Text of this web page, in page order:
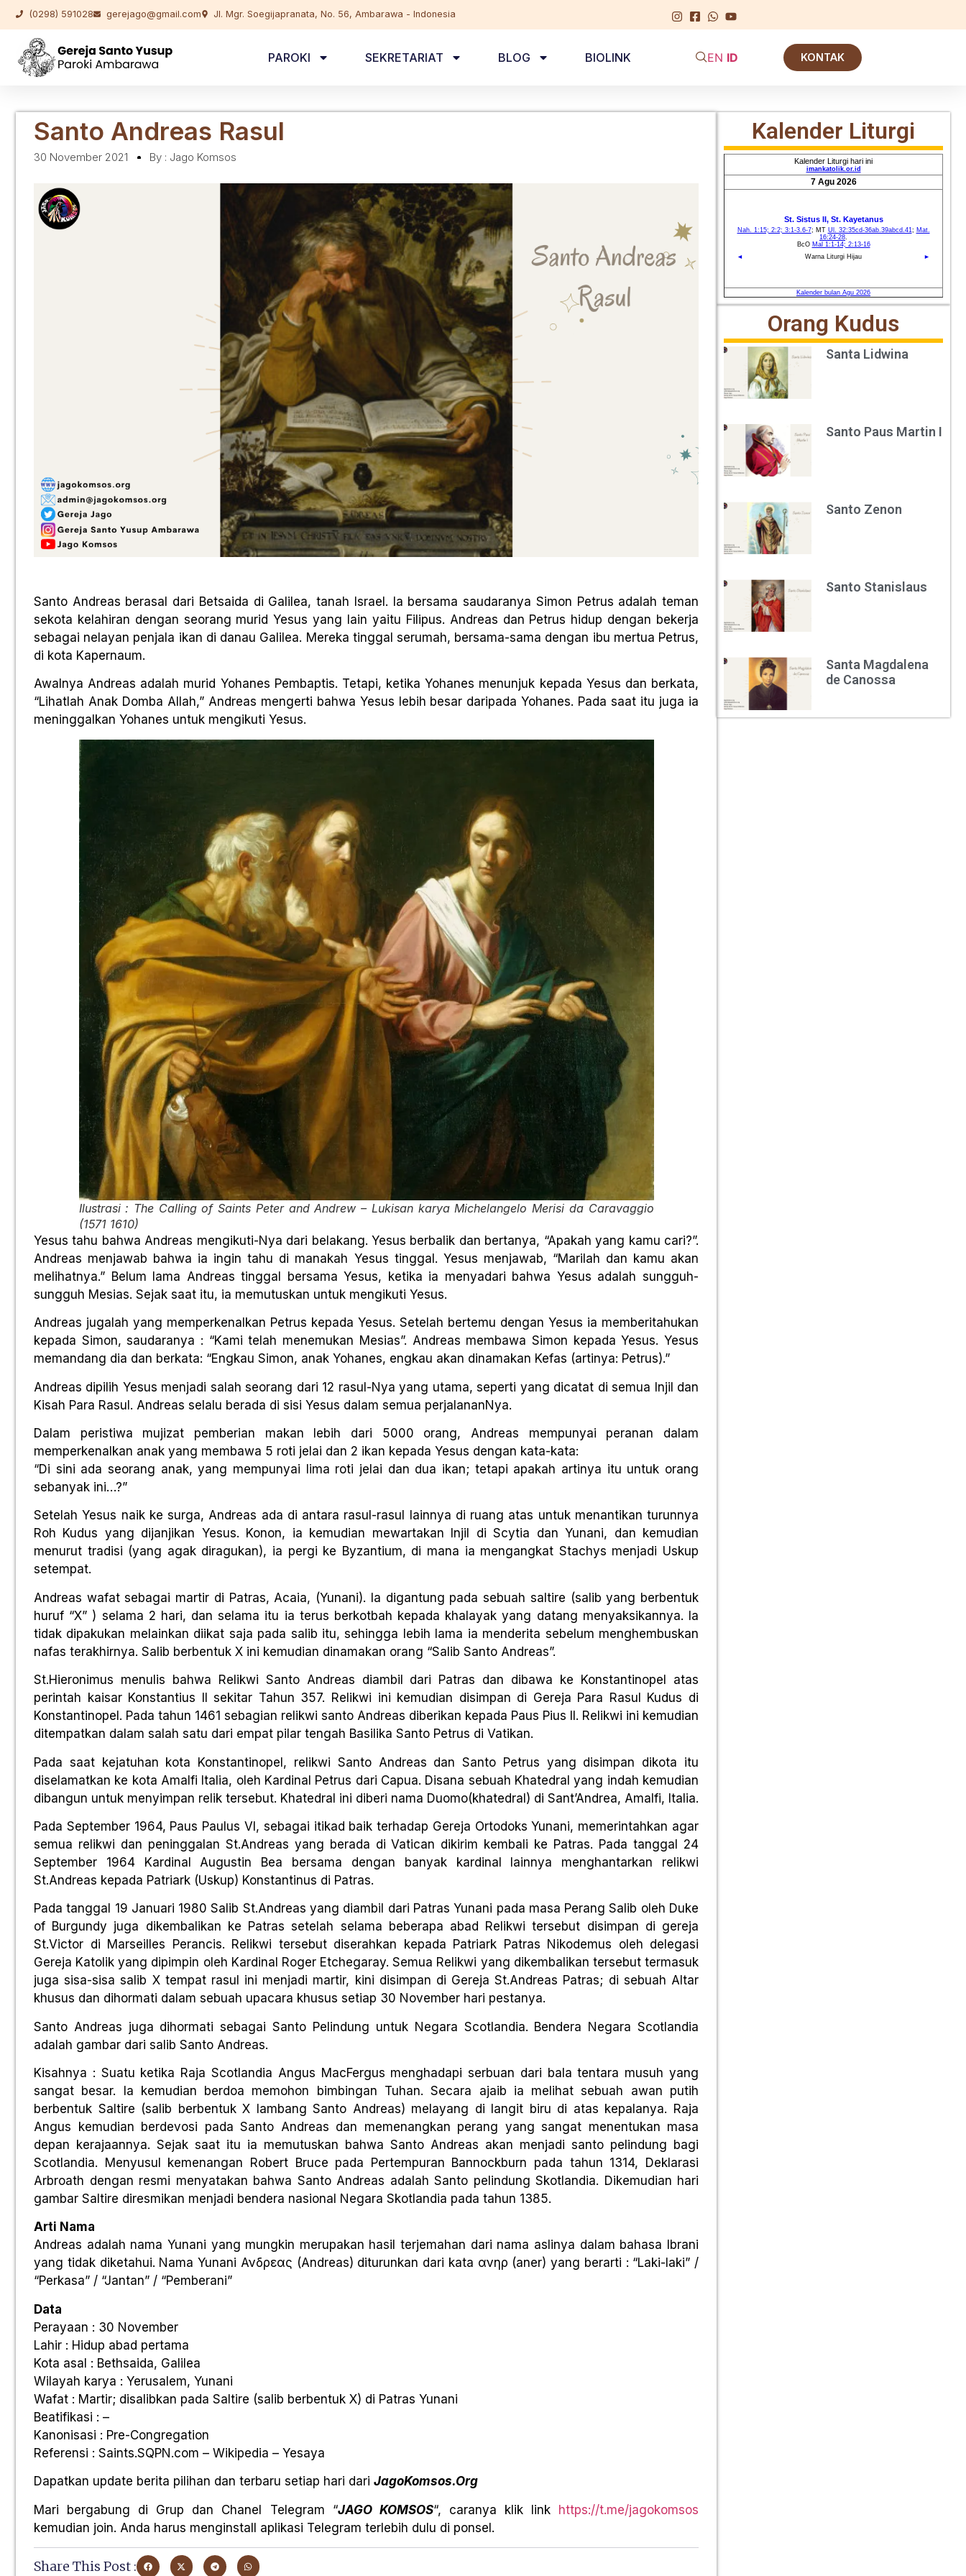
(0298) 591028 gerejago@gmail.com Jl. Mgr. Soegijapranata, No. 56, Ambarawa - Indonesia
PAROKI SEKRETARIAT BLOG BIOLINK EN ID KONTAK
Santo Andreas Rasul
30 November 2021 By : Jago Komsos
Santo Andreas berasal dari Betsaida di Galilea, tanah Israel. Ia bersama saudaranya Simon Petrus adalah teman
sekota kelahiran dengan seorang murid Yesus yang lain yaitu Filipus. Andreas dan Petrus hidup dengan bekerja
sebagai nelayan penjala ikan di danau Galilea. Mereka tinggal serumah, bersama-sama dengan ibu mertua Petrus,
di kota Kapernaum.
Awalnya Andreas adalah murid Yohanes Pembaptis. Tetapi, ketika Yohanes menunjuk kepada Yesus dan berkata,
“Lihatlah Anak Domba Allah,” Andreas mengerti bahwa Yesus lebih besar daripada Yohanes. Pada saat itu juga ia
meninggalkan Yohanes untuk mengikuti Yesus.
Ilustrasi : The Calling of Saints Peter and Andrew – Lukisan karya Michelangelo Merisi da Caravaggio
(1571 1610)
Yesus tahu bahwa Andreas mengikuti-Nya dari belakang. Yesus berbalik dan bertanya, “Apakah yang kamu cari?”.
Andreas menjawab bahwa ia ingin tahu di manakah Yesus tinggal. Yesus menjawab, “Marilah dan kamu akan
melihatnya.” Belum lama Andreas tinggal bersama Yesus, ketika ia menyadari bahwa Yesus adalah sungguh-
sungguh Mesias. Sejak saat itu, ia memutuskan untuk mengikuti Yesus.
Andreas jugalah yang memperkenalkan Petrus kepada Yesus. Setelah bertemu dengan Yesus ia memberitahukan
kepada Simon, saudaranya : “Kami telah menemukan Mesias”. Andreas membawa Simon kepada Yesus. Yesus
memandang dia dan berkata: “Engkau Simon, anak Yohanes, engkau akan dinamakan Kefas (artinya: Petrus).”
Andreas dipilih Yesus menjadi salah seorang dari 12 rasul-Nya yang utama, seperti yang dicatat di semua Injil dan
Kisah Para Rasul. Andreas selalu berada di sisi Yesus dalam semua perjalananNya.
Dalam peristiwa mujizat pemberian makan lebih dari 5000 orang, Andreas mempunyai peranan dalam
memperkenalkan anak yang membawa 5 roti jelai dan 2 ikan kepada Yesus dengan kata-kata:
“Di sini ada seorang anak, yang mempunyai lima roti jelai dan dua ikan; tetapi apakah artinya itu untuk orang
sebanyak ini…?”
Setelah Yesus naik ke surga, Andreas ada di antara rasul-rasul lainnya di ruang atas untuk menantikan turunnya
Roh Kudus yang dijanjikan Yesus. Konon, ia kemudian mewartakan Injil di Scytia dan Yunani, dan kemudian
menurut tradisi (yang agak diragukan), ia pergi ke Byzantium, di mana ia mengangkat Stachys menjadi Uskup
setempat.
Andreas wafat sebagai martir di Patras, Acaia, (Yunani). Ia digantung pada sebuah saltire (salib yang berbentuk
huruf “X” ) selama 2 hari, dan selama itu ia terus berkotbah kepada khalayak yang datang menyaksikannya. Ia
tidak dipakukan melainkan diikat saja pada salib itu, sehingga lebih lama ia menderita sebelum menghembuskan
nafas terakhirnya. Salib berbentuk X ini kemudian dinamakan orang “Salib Santo Andreas”.
St.Hieronimus menulis bahwa Relikwi Santo Andreas diambil dari Patras dan dibawa ke Konstantinopel atas
perintah kaisar Konstantius II sekitar Tahun 357. Relikwi ini kemudian disimpan di Gereja Para Rasul Kudus di
Konstantinopel. Pada tahun 1461 sebagian relikwi santo Andreas diberikan kepada Paus Pius II. Relikwi ini kemudian
ditempatkan dalam salah satu dari empat pilar tengah Basilika Santo Petrus di Vatikan.
Pada saat kejatuhan kota Konstantinopel, relikwi Santo Andreas dan Santo Petrus yang disimpan dikota itu
diselamatkan ke kota Amalfi Italia, oleh Kardinal Petrus dari Capua. Disana sebuah Khatedral yang indah kemudian
dibangun untuk menyimpan relik tersebut. Khatedral ini diberi nama Duomo(khatedral) di Sant’Andrea, Amalfi, Italia.
Pada September 1964, Paus Paulus VI, sebagai itikad baik terhadap Gereja Ortodoks Yunani, memerintahkan agar
semua relikwi dan peninggalan St.Andreas yang berada di Vatican dikirim kembali ke Patras. Pada tanggal 24
September 1964 Kardinal Augustin Bea bersama dengan banyak kardinal lainnya menghantarkan relikwi
St.Andreas kepada Patriark (Uskup) Konstantinus di Patras.
Pada tanggal 19 Januari 1980 Salib St.Andreas yang diambil dari Patras Yunani pada masa Perang Salib oleh Duke
of Burgundy juga dikembalikan ke Patras setelah selama beberapa abad Relikwi tersebut disimpan di gereja
St.Victor di Marseilles Perancis. Relikwi tersebut diserahkan kepada Patriark Patras Nikodemus oleh delegasi
Gereja Katolik yang dipimpin oleh Kardinal Roger Etchegaray. Semua Relikwi yang dikembalikan tersebut termasuk
juga sisa-sisa salib X tempat rasul ini menjadi martir, kini disimpan di Gereja St.Andreas Patras; di sebuah Altar
khusus dan dihormati dalam sebuah upacara khusus setiap 30 November hari pestanya.
Santo Andreas juga dihormati sebagai Santo Pelindung untuk Negara Scotlandia. Bendera Negara Scotlandia
adalah gambar dari salib Santo Andreas.
Kisahnya : Suatu ketika Raja Scotlandia Angus MacFergus menghadapi serbuan dari bala tentara musuh yang
sangat besar. Ia kemudian berdoa memohon bimbingan Tuhan. Secara ajaib ia melihat sebuah awan putih
berbentuk Saltire (salib berbentuk X lambang Santo Andreas) melayang di langit biru di atas kepalanya. Raja
Angus kemudian berdevosi pada Santo Andreas dan memenangkan perang yang sangat menentukan masa
depan kerajaannya. Sejak saat itu ia memutuskan bahwa Santo Andreas akan menjadi santo pelindung bagi
Scotlandia. Menyusul kemenangan Robert Bruce pada Pertempuran Bannockburn pada tahun 1314, Deklarasi
Arbroath dengan resmi menyatakan bahwa Santo Andreas adalah Santo pelindung Skotlandia. Dikemudian hari
gambar Saltire diresmikan menjadi bendera nasional Negara Skotlandia pada tahun 1385.
Arti Nama
Andreas adalah nama Yunani yang mungkin merupakan hasil terjemahan dari nama aslinya dalam bahasa Ibrani
yang tidak diketahui. Nama Yunani Ανδρεας (Andreas) diturunkan dari kata ανηρ (aner) yang berarti : “Laki-laki” /
“Perkasa” / “Jantan” / “Pemberani”
Data
Perayaan : 30 November
Lahir : Hidup abad pertama
Kota asal : Bethsaida, Galilea
Wilayah karya : Yerusalem, Yunani
Wafat : Martir; disalibkan pada Saltire (salib berbentuk X) di Patras Yunani
Beatifikasi : –
Kanonisasi : Pre-Congregation
Referensi : Saints.SQPN.com – Wikipedia – Yesaya
Dapatkan update berita pilihan dan terbaru setiap hari dari JagoKomsos.Org
Mari bergabung di Grup dan Chanel Telegram “JAGO KOMSOS“, caranya klik link https://t.me/jagokomsos
kemudian join. Anda harus menginstall aplikasi Telegram terlebih dulu di ponsel.
Share This Post :
Kalender Liturgi
Orang Kudus
Santa Lidwina
Santo Paus Martin I
Santo Zenon
Santo Stanislaus
Santa Magdalena
de Canossa